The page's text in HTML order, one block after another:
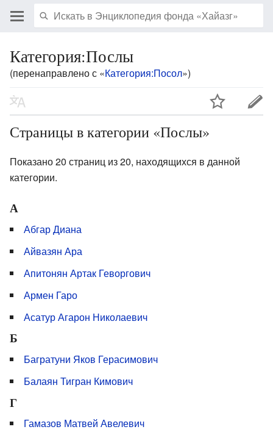
Категория:Послы
(перенаправлено с «Категория:Посол»)
Страницы в категории «Послы»
Показано 20 страниц из 20, находящихся в данной
категории.
А
Абгар Диана
Айвазян Ара
Апитонян Артак Геворгович
Армен Гаро
Асатур Агарон Николаевич
Б
Багратуни Яков Герасимович
Балаян Тигран Кимович
Г
Гамазов Матвей Авелевич